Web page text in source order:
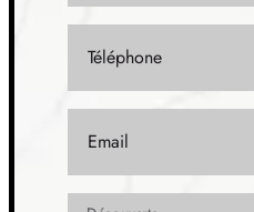
43 890 €
TERRAINÀ LE PARCQ (62)
Téléphone
Email